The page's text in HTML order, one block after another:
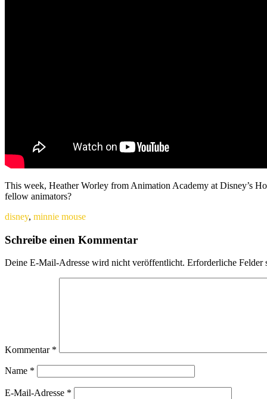
This week, Heather Worley from Animation Academy at Disney’s
fellow animators?
disney, minnie mouse
Schreibe einen Kommentar
Deine E-Mail-Adresse wird nicht veröffentlicht. Erforderliche Felder
Kommentar *
Name *
E-Mail-Adresse *